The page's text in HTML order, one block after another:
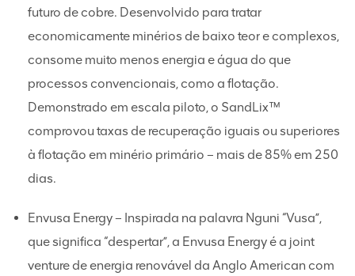
futuro de cobre. Desenvolvido para tratar
economicamente minérios de baixo teor e complexos,
consome muito menos energia e água do que
processos convencionais, como a flotação.
Demonstrado em escala piloto, o SandLix™
comprovou taxas de recuperação iguais ou superiores
à flotação em minério primário – mais de 85% em 250
dias.
Envusa Energy – Inspirada na palavra Nguni “Vusa”,
que significa “despertar”, a Envusa Energy é a joint
venture de energia renovável da Anglo American com